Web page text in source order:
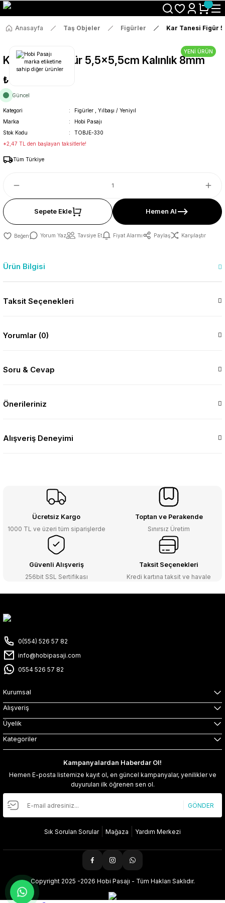
Size Özel "HG10" Koduyla Sepette Hemen %10 İndirimi Kaçırma
Anasayfa Taş Objeler Figürler Kar Tanesi Figür
YENİ ÜRÜN
Kar Tanesi Figür 5,5x5,5cm Kalınlık 8mm
₺13
Güncel
Kategori Figürler
Yılbaşı / Yeniyıl
Marka
Hobi Pasajı
Stok Kodu
TOBJE-330
*2,47 TL den başlayan taksitlerle!
Tüm Türkiye
Sepete Ekle Hemen Al
Yorum Yaz Tavsiye Et Fiyat Alarmı Paylaş Karşılaştır
Ürün Bilgisi
Taksit Seçenekleri
Yorumlar (0)
Soru & Cevap
Önerileriniz
Alışveriş Deneyimi
Ücretsiz Kargo
1000 TL ve üzeri tüm siparişlerde
Toptan ve Perakende
Sınırsız Üretim
Güvenli Alışveriş
256bit SSL Sertifikası
Taksit Seçenekleri
Kredi kartına taksit ve havale
0(554) 526 57 82
info@hobipasaji.com
0554 526 57 82
Kurumsal
Alışveriş
Üyelik
Kategoriler
Kampanyalardan Haberdar Ol!
Hemen E-posta listemize kayıt ol, en güncel kampanyalar, yenilikler ve
duyuruları ilk öğrenen sen ol.
GÖNDER
Sık Sorulan Sorular Mağaza Yardım Merkezi
Copyright 2025 -2026 Hobi Pasajı - Tüm Hakları Saklıdır.